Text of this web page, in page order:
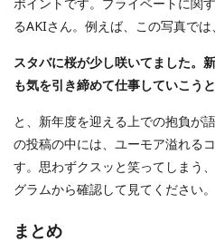
ポイントです。プライベートに関
るAKIさん。例えば、この写真では、
スタバに桜が少し咲いてました。
も気を引き締めて仕事していこうと
と、新年度を迎える上での抱負が
の投稿の中には、ユーモア溢れる
す。思わずクスッと笑ってしまう
グラムから確認して見てください。
まとめ